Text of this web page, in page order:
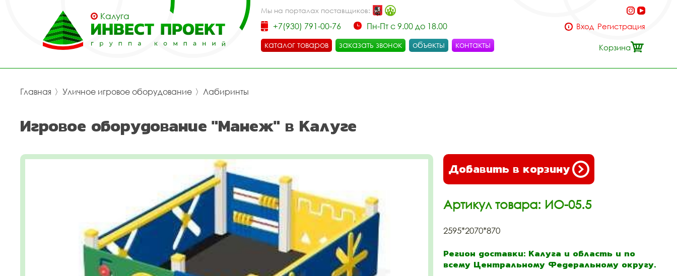
Калуга
Мы на порталах поставщиков:
+7(930) 791-00-76
Пн-Пт с 9.00 до 18.00
каталог товаров
заказать звонок объекты контакты
Вход Регистрация
Корзина
Главная 〉 Уличное игровое оборудование 〉 Лабиринты
Игровое оборудование "Манеж" в Калуге
Добавить в корзину
Артикул товара: ИО-05.5
2595*2070*870
Регион доставки: Калуга и область и по
всему Центральному Федеральному округу.